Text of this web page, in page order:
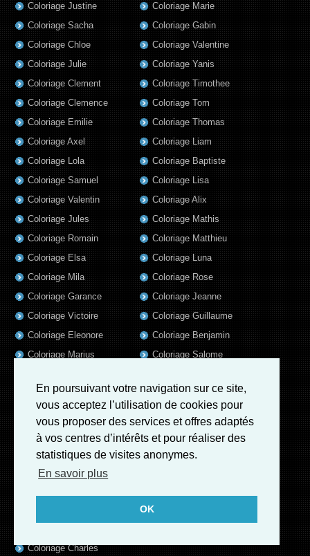
En poursuivant votre navigation sur ce site,
vous acceptez l’utilisation de cookies pour
vous proposer des services et offres adaptés
à vos centres d’intérêts et pour réaliser des
statistiques de visites anonymes.
En savoir plus
OK
Coloriage Justine
Coloriage Sacha
Coloriage Chloe
Coloriage Julie
Coloriage Clement
Coloriage Clemence
Coloriage Emilie
Coloriage Axel
Coloriage Lola
Coloriage Samuel
Coloriage Valentin
Coloriage Jules
Coloriage Romain
Coloriage Elsa
Coloriage Mila
Coloriage Garance
Coloriage Victoire
Coloriage Eleonore
Coloriage Marius
Coloriage Ava
Coloriage Simon
Coloriage Julien
Coloriage Lina
Coloriage Nina
Coloriage Marie
Coloriage Gabin
Coloriage Valentine
Coloriage Yanis
Coloriage Timothee
Coloriage Tom
Coloriage Thomas
Coloriage Liam
Coloriage Baptiste
Coloriage Lisa
Coloriage Alix
Coloriage Mathis
Coloriage Matthieu
Coloriage Luna
Coloriage Rose
Coloriage Jeanne
Coloriage Guillaume
Coloriage Benjamin
Coloriage Salome
Coloriage Ulysse
Coloriage Heloïse
Coloriage Alicia
Coloriage Iris
Coloriage Charles